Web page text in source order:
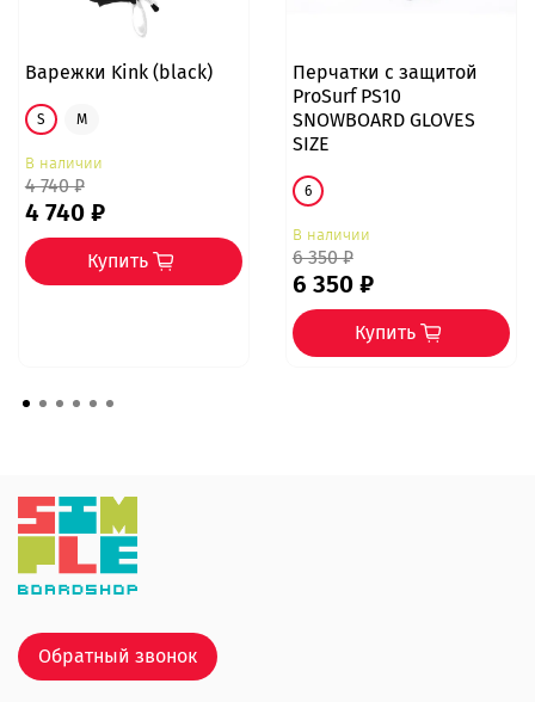
Варежки Kink (black)
S M
В наличии
4 740 ₽
4 740 ₽
Купить
Перчатки с защитой
ProSurf PS10
SNOWBOARD GLOVES
SIZE
6
В наличии
6 350 ₽
6 350 ₽
Купить
Обратный звонок